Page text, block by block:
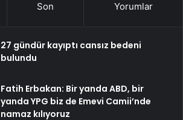
Son Yorumlar
27 gündür kayıptı cansız bedeni
bulundu
Fatih Erbakan: Bir yanda ABD, bir
yanda YPG biz de Emevi Camii’nde
namaz kılıyoruz